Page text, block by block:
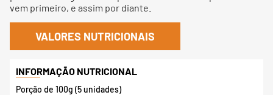
vem primeiro, e assim por diante.
VALORES NUTRICIONAIS
Porção de 100g (5 unidades)